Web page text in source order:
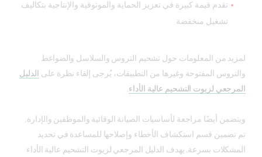
تقدم قيمة كبيرة في تعزيز الحماية والموثوقية والإنتاجية بتكاليف
تشغيل منخفضة
لمزيد من المعلومات حول تشحيم التروس والسلاسل والضواغط
والتروس المفتوحة وغيرها من التطبيقات، يُرجى إلقاء نظرة على
الدليل
المرجعي لزيوت التشحيم عالية الأداء
ويتضمن أيضًا مراجعة لأساسيات الصيانة الوقائية والموظفين والإدارة.
تم تضمين قسم استكشاف الأخطاء وإصلاحها للمساعدة في تحديد
المشكلات بسرعة. يهدف الدليل المرجعي لزيوت التشحيم عالية الأداء